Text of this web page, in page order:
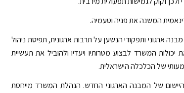
המשנה את פניה וטעמיה.
ארגוני ותפקודי הנשען על תרבות ארגונית, תפיסת ניהול
המשרד לבצוע מטרותיו ויעדיו ולהוביל את תעשיית
של הכלכלה הישראלית.
היישום של המבנה הארגוני החדש. הנהלת המשרד מייחסת